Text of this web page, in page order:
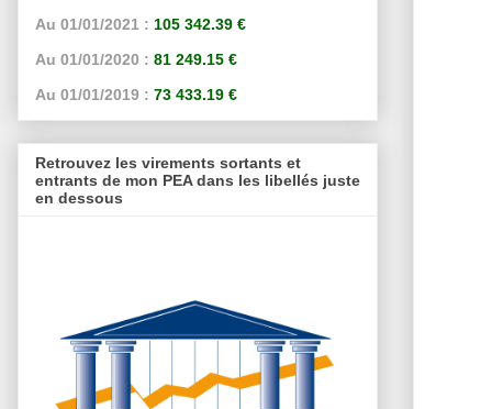
Au 01/01/2021 : 105 342.39 €
Au 01/01/2020 : 81 249.15 €
Au 01/01/2019 : 73 433.19 €
Retrouvez les virements sortants et
entrants de mon PEA dans les libellés juste
en dessous